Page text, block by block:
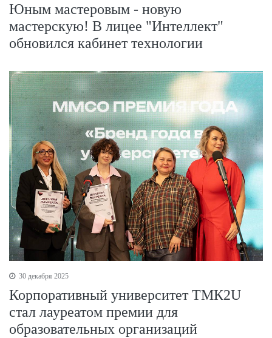
Юным мастеровым - новую
мастерскую! В лицее "Интеллект"
обновился кабинет технологии
30 декабря 2025
Корпоративный университет ТМК2U
стал лауреатом премии для
образовательных организаций